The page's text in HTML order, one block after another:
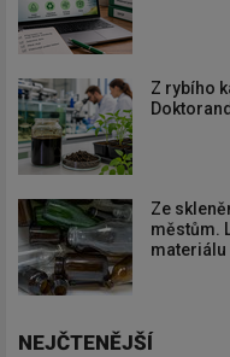
Z rybího
Ze
městům.
NEJČTENĚJŠÍ